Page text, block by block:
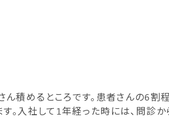
ん積めるところです。患者さんの6
入社して1年経った時には、問診